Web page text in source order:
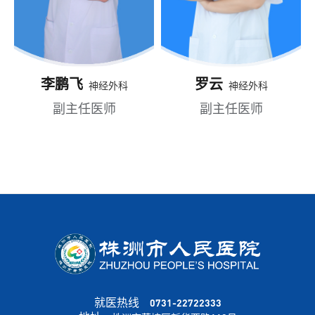
李鹏飞 神经外科
副主任医师
罗云 神经外科
副主任医师
就医热线
0731-22722333